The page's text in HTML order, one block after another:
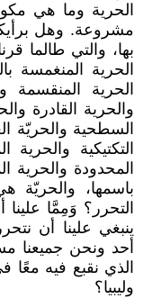
الحرية وما هي
مشروعة. وهل
بها، والتي طالما
الحرية المنغمسة
الحرية المنقسمة
والحرية القادرة
السطحية والحريّة
التكتيكية والحرية
المحدودة
باسمها،
التحرر؟ وَمِمَّا
ينبغي علينا أن
أحد ونحن جميعنا
الذي نقبع فيه
وليبيا؟